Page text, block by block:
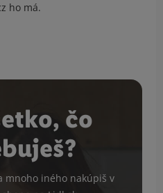
ho má.
čo
mnoho iného nakúpiš v